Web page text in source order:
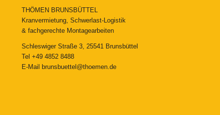
THÖMEN BRUNSBÜTTEL
Kranvermietung, Schwerlast-Logistik
& fachgerechte Montagearbeiten
Schleswiger Straße 3, 25541 Brunsbüttel
Tel +49 4852 8488
E-Mail
brunsbuettel@thoemen.de